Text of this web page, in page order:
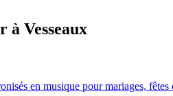
à Vesseaux
en musique pour mariages,